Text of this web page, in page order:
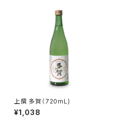
上撰 多賀（720mL)
¥1,038